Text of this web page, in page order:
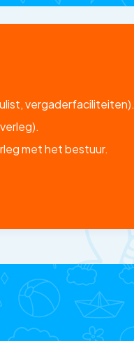
vergaderfaciliteiten).
met het bestuur.